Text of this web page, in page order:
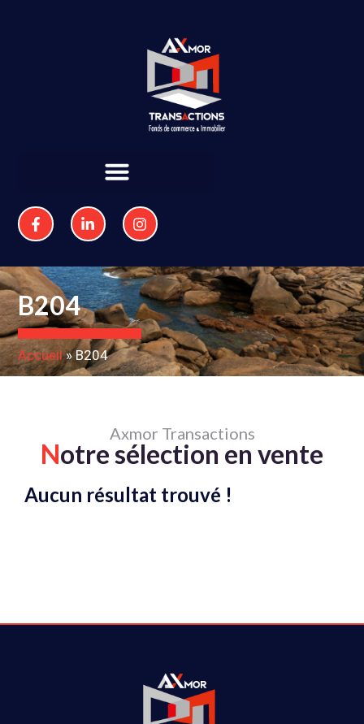
B204
Accueil»B204
Axmor Transactions
Notre sélection en vente
Aucun résultat trouvé !